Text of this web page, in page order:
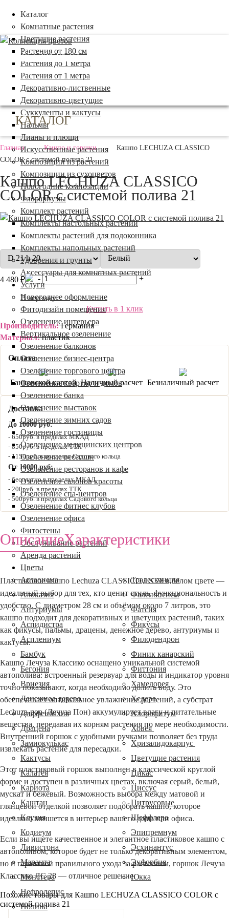
Каталог
Комнатные растения
Цветущие растения
Растения от 180 см
Растения до 1 метра
Растения от 1 метра
Декоративно-лиственные
Декоративно-цветущие
Суккуленты и кактусы
Пальмы
Лианы и плющи
Искусственные растения
Композиции из растений
Композиции из сухоцветов
Новогодние композиции
Флорариумы
Комплект растений
Комплекты настольных растений
Комплекты растений для подоконника
Комплекты напольных растений
Удобрения и грунты
Аксессуары для комнатных растений
Услуги
Новогоднее оформление
Фитодизайн помещения
Озеленение интерьера
Вертикальное озеленение
Озеленение балконов
Озеленение бизнес-центра
Озеленение торгового центра
Озеленение квартир и домов
Озеленение банка
Озеленение выставок
Озеленение зимних садов
Озеленение гостиницы
Озеленение медицинских центров
Озеленение ресепшн
Озеленение ресторанов и кафе
Озеленение салонов красоты
Озеленение спа-центров
Озеленение фитнес клубов
Озеленение офиса
Фитостены
Обслуживание растений
Аренда растений
Цветы
Аглаонема
Алоказия
Антуриумы
Аспидистра
Асплениум
Бамбук
Бегония
Вриезия
Денежное дерево
Диффенбахия
Драцена
Замиокулькас
Кактусы
Калатея
Кариота
Каштан
Клузия
Кодиеум
Ливистона
Маранта
Монстера
Нефролепис
Нолина
Традесканция
Фаленопсисы
Фатсия
Фикусы
Филодендрон
Финик канарский
Фиттония
Хамедорея
Хедера
Хлорофитум
Ховея
Хризалидокарпус
Цветущие растения
Цикас
Циссус
Цитрусовые
Шеффлера
Эпипремнум
Эсхинантус
Эуфорбия
Юкка
+7 (495) 221 61 63
we@bestplants.ru
КАТАЛОГ
Главная - Кашпо и горшки -
Кашпо LECHUZA CLASSICO
COLOR с системой полива 21
Кашпо LECHUZA CLASSICO
COLOR с системой полива 21
4 480 ₽ - +
В корзину
Купить в 1 клик
Производитель:Германия
Материал:пластик
Оплата
Банковской картой Наличный расчет Безналичный расчет
Доставка
До 10000 руб:
650руб. в пределах МКАД
850руб. в пределах ТТК
1150руб. в пределах Садового кольца
От 10000 руб:
бесплатно в пределах МКАД
200руб. в пределах ТТК
500руб. в пределах Садового кольца
ОписаниеХарактеристики
Пластиковое кашпо Lechuza CLASSICO LS 28 в белом цвете —
идеальный выбор для тех, кто ценит стиль, функциональность и
удобство. С диаметром 28 см и объёмом около 7 литров, это
кашпо подходит для декоративных и цветущих растений, таких
как фикусы, пальмы, драцены, денежное дерево, антуриумы и
кактусы.
Кашпо Лечуза Классико оснащено уникальной системой
автополива: встроенный резервуар для воды и индикатор уровня
точно показывают, когда необходимо долить воду. Это
обеспечивает оптимальное увлажнение растений, а субстрат
Lechuza-pon (Лечуза Пон) аккумулирует влагу и питательные
вещества, передавая их корням растения по мере необходимости.
Внутренний горшок с удобными ручками позволяет без труда
извлекать растение для пересадки.
Этот пластиковый горшок выполнен в классической круглой
форме и доступен в различных цветах, включая серый, белый,
мускат и бежевый. Возможность выбора между матовой и
глянцевой отделкой позволяет подобрать кашпо, которое
идеально впишется в интерьер вашего дома или офиса.
Если вы ищете качественное и элегантное пластиковое кашпо с
автополивом, которое будет не только декоративным элементом,
но и гарантией правильного ухода за растением, горшок Лечуза
Классико ЛС 28 — отличное решение.
Похожие товары для Кашпо LECHUZA CLASSICO COLOR с
системой полива 21